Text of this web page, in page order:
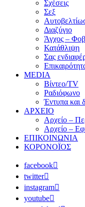
Σχέσεις
Σεξ
Διαζύγιο
Άγχος –
Κατάθλιψη
Σας
MEDIA
Βίντεο/TV
Ραδιόφωνο
Έντυπα και
ΑΡΧΕΙΟ
Αρχείο –
Αρχείο –
ΕΠΙΚΟΙΝΩΝΙΑ
ΚΟΡΟΝΟΪΟΣ
facebook
twitter
instagram
youtube